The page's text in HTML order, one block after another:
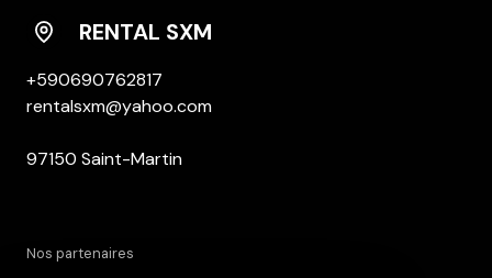
DPE ANCIENNE VERSION
RENTAL SXM
+590690762817
rentalsxm@yahoo.com
97150 Saint-Martin
nos partenaires